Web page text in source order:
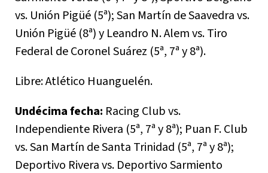
vs. Unión Pigüé (5ª); San Martín de Saavedra vs.
Unión Pigüé (8ª) y Leandro N. Alem vs. Tiro
Federal de Coronel Suárez (5ª, 7ª y 8ª).
Libre: Atlético Huanguelén.
Undécima fecha: Racing Club vs.
Independiente Rivera (5ª, 7ª y 8ª); Puan F. Club
vs. San Martín de Santa Trinidad (5ª, 7ª y 8ª);
Deportivo Rivera vs. Deportivo Sarmiento